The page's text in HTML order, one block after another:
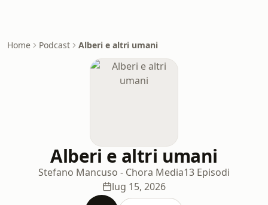
Home Podcast Alberi e altri umani
Alberi e altri umani
Stefano Mancuso - Chora Media13 Episodi
lug 15, 2026